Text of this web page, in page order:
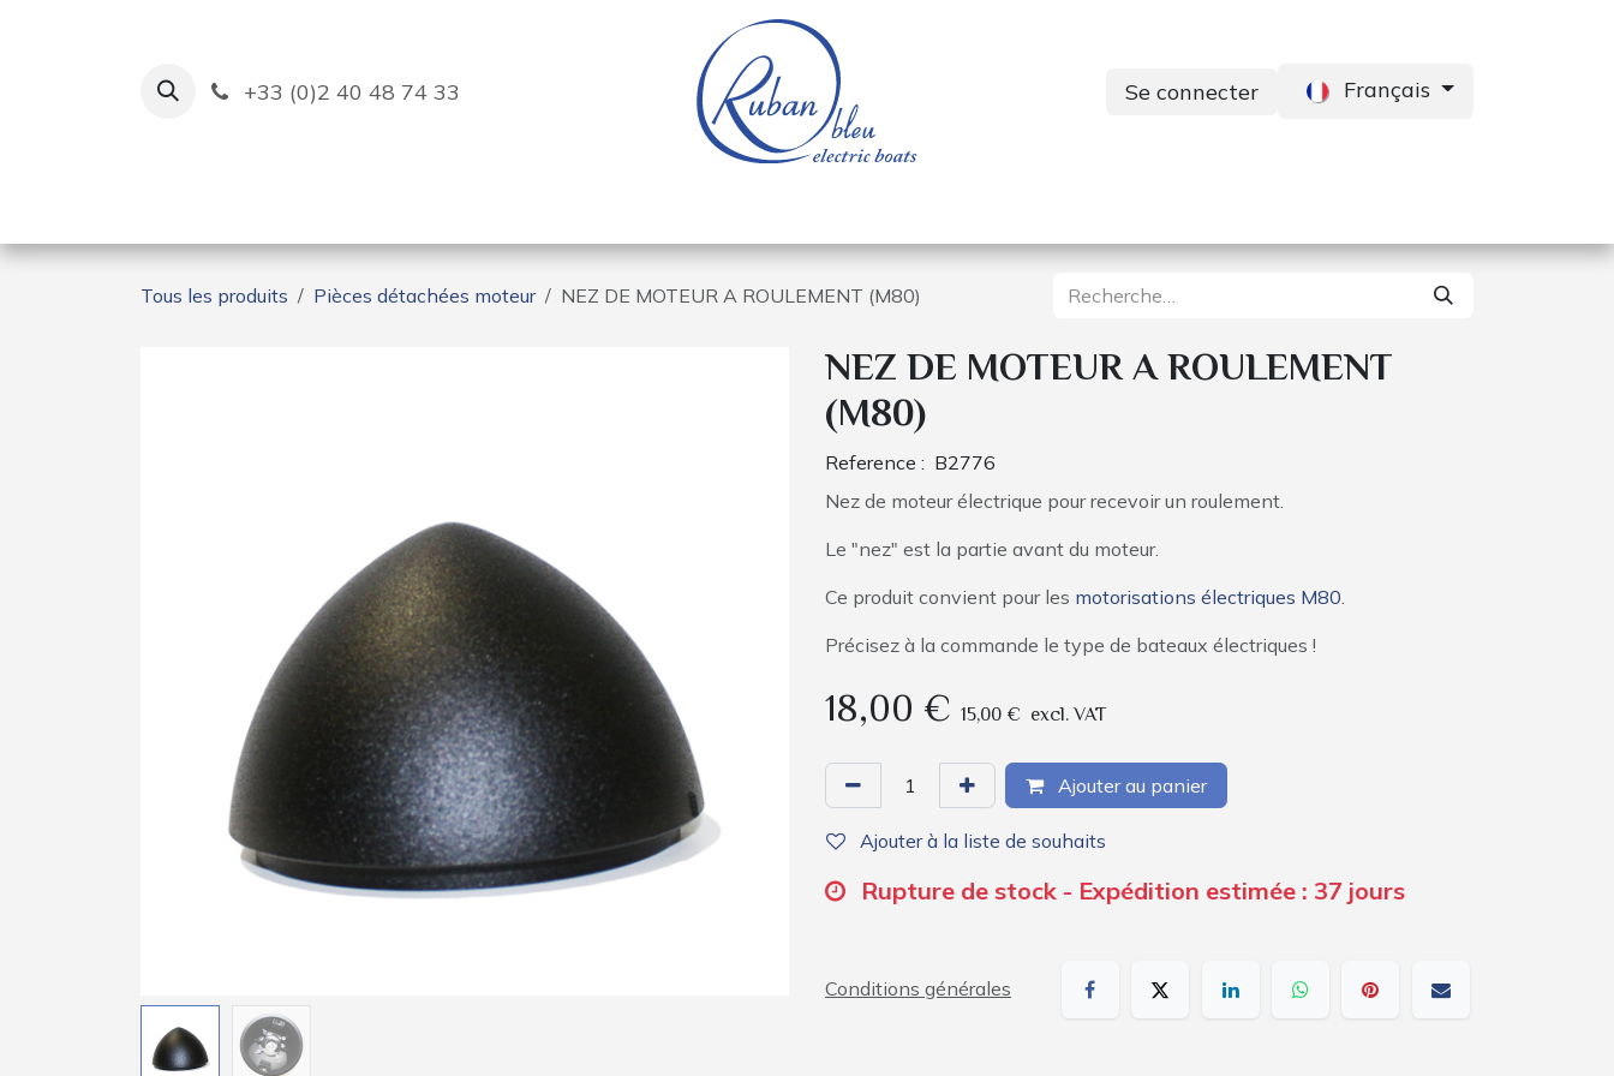
+33 (0)2 40 48 74 33 Se connecter Français
Tous les produits Pièces détachées moteur NEZ DE MOTEUR A ROULEMENT (M80)
NEZ DE MOTEUR A ROULEMENT
(M80)
Reference : B2776
Nez de moteur électrique pour recevoir un roulement.
Le "nez" est la partie avant du moteur.
Ce produit convient pour les motorisations électriques M80.
Précisez à la commande le type de bateaux électriques !
18,00 € 15,00 € excl. VAT
Ajouter au panier
Ajouter à la liste de souhaits
Rupture de stock - Expédition estimée : 37 jours
Conditions générales